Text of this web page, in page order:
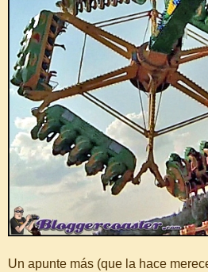
Un apunte más (que la hace